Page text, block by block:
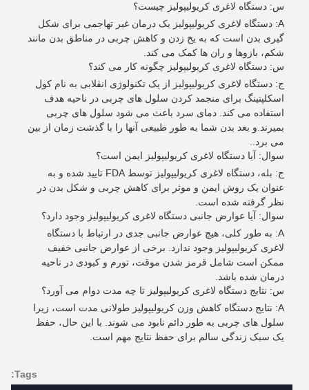
س: دستگاه لاغری کریولیپولیز چیست؟
A: دستگاه لاغری کریولیپولیز یک درمان غیر تهاجمی برای شکل
گیری بدن است که به یخ زدن و کاهش چربی در مناطق بدن مانند
شکم، بازوها و ران ها کمک می کند.
س: دستگاه لاغری کریولیپولیز چگونه کار می کند؟
ج: دستگاه لاغری کریولیپولیز از یک تکنولوژی انقلابی به نام کول
اسکلپتینگ برای منجمد کردن سلول های چربی در ناحیه هدف
استفاده می کند. دمای سرد باعث می شود سلول های چربی
بمیرند.و بعد بدن شما به طور طبیعی آنها را با گذشت زمان از بین
می برد..
سوال: آیا دستگاه لاغری کریولیپولیز ایمن است؟
ج: بله، دستگاه لاغری کریولیپولیز توسط FDA تایید شده و به
عنوان یک روش ایمن و موثر برای کاهش چربی و شکل بدن در
نظر گرفته شده است.
سوال: آیا عوارض جانبی دستگاه لاغری کریولیپولیز وجود دارد؟
A: به طور کلی، هیچ عوارض جانبی جدی در ارتباط با دستگاه
لاغری کریولیپولیز وجود ندارد. برخی از عوارض جانبی خفیف
ممکن است شامل قرمز شدن موقت، تورم و کبودی در ناحیه
درمان شده باشد.
س: نتایج دستگاه لاغری کریولیپولیز تا چه مدت دوام می آورد؟
A: نتایج دستگاه کاهش وزن کریولیپولیز طولانی مدت است، زیرا
سلول های چربی به طور دائم نابود می شوند. با این حال، حفظ
یک سبک زندگی سالم برای حفظ نتایج مهم است.
Tags: